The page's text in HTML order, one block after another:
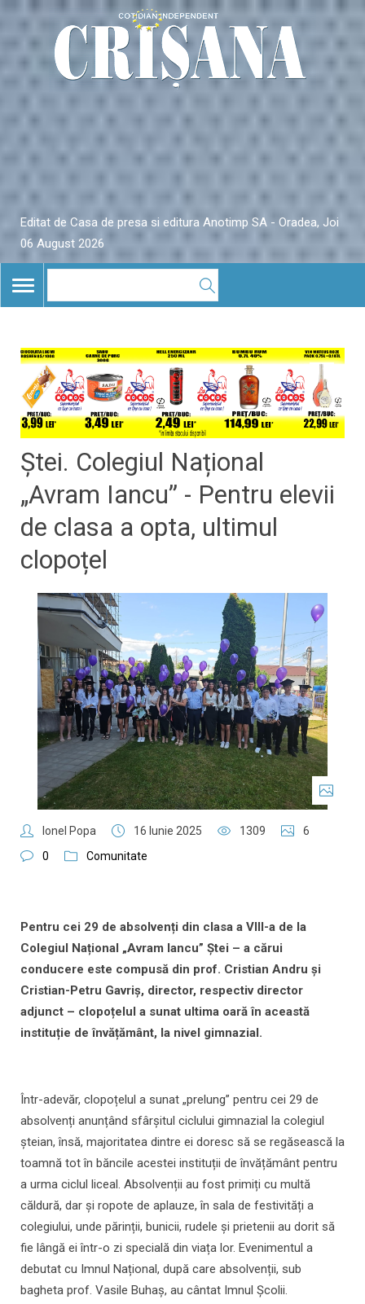
Editat de Casa de presa si editura Anotimp SA - Oradea, Joi
06 August 2026
TOGGLE
NAVIGATION
Ștei. Colegiul Național
„Avram Iancu” - Pentru elevii
de clasa a opta, ultimul
clopoțel
Ionel Popa 16 Iunie 2025 1309
6
0
Comunitate
Pentru cei 29 de absolvenți din clasa a VIII-a de la
Colegiul Național „Avram Iancu” Ștei – a cărui
conducere este compusă din prof. Cristian Andru și
Cristian-Petru Gavriș, director, respectiv director
adjunct – clopoțelul a sunat ultima oară în această
instituție de învățământ, la nivel gimnazial.
Într-adevăr, clopoțelul a sunat „prelung” pentru cei 29 de
absolvenți anunțând sfârșitul ciclului gimnazial la colegiul
șteian, însă, majoritatea dintre ei doresc să se regăsească la
toamnă tot în băncile acestei instituții de învățământ pentru
a urma ciclul liceal. Absolvenții au fost primiți cu multă
căldură, dar și ropote de aplauze, în sala de festivități a
colegiului, unde părinții, bunicii, rudele și prietenii au dorit să
fie lângă ei într-o zi specială din viața lor. Evenimentul a
debutat cu Imnul Național, după care absolvenții, sub
bagheta prof. Vasile Buhaș, au cântat Imnul Școlii.